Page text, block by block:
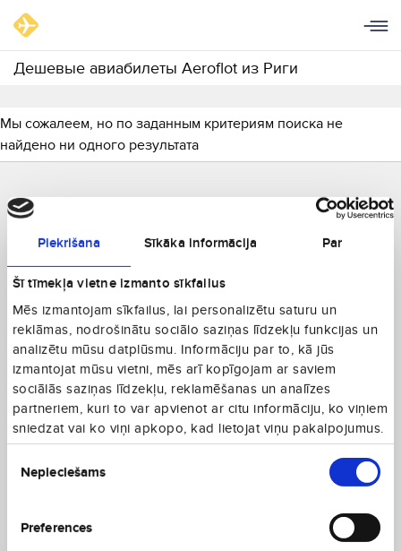
Piekrišana Sīkāka informācija Par
Šī tīmekļa vietne izmanto sīkfailus
Mēs izmantojam sīkfailus, lai personalizētu saturu un
reklāmas, nodrošinātu sociālo saziņas līdzekļu funkcijas un
analizētu mūsu datplūsmu. Informāciju par to, kā jūs
izmantojat mūsu vietni, mēs arī kopīgojam ar saviem
sociālās saziņas līdzekļu, reklamēšanas un analīzes
partneriem, kuri to var apvienot ar citu informāciju, ko viņiem
sniedzat vai ko viņi apkopo, kad lietojat viņu pakalpojumus.
izvēle
Nepieciešams
Preferences
Дешевые авиабилеты Aeroflot из Риги
Мы сожалеем, но по заданным критериям поиска не
найдено ни одного результата